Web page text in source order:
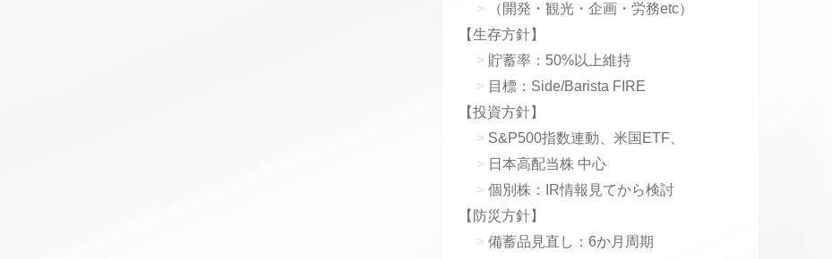
（開発・観光・企画・労務etc）
【生存方針】
貯蓄率：50%以上維持
目標：Side/Barista FIRE
【投資方針】
S&P500指数連動、米国ETF、
日本高配当株 中心
個別株：IR情報見てから検討
【防災方針】
備蓄品見直し：6か月周期